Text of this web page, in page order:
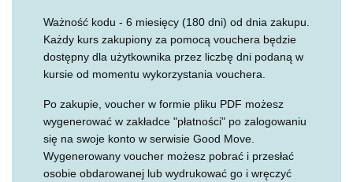
Ważność kodu - 6 miesięcy (180 dni) od dnia zakupu.
Każdy kurs zakupiony za pomocą vouchera będzie
dostępny dla użytkownika przez liczbę dni podaną w
kursie od momentu wykorzystania vouchera.
Po zakupie, voucher w formie pliku PDF możesz
wygenerować w zakładce "płatności" po zalogowaniu
się na swoje konto w serwisie Good Move.
Wygenerowany voucher możesz pobrać i przesłać
osobie obdarowanej lub wydrukować go i wręczyć